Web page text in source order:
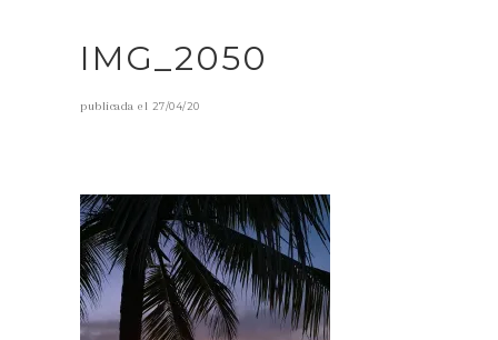
IMG_2050
publicada el 27/04/20